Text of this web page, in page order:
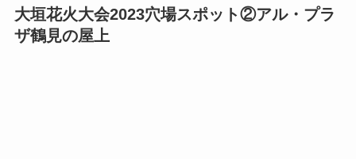
大垣花火大会2023穴場スポット②アル・プラ
ザ鶴見の屋上